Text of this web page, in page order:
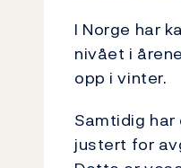
I Norge har
nivået i
opp i vinter.
Samtidig
justert for